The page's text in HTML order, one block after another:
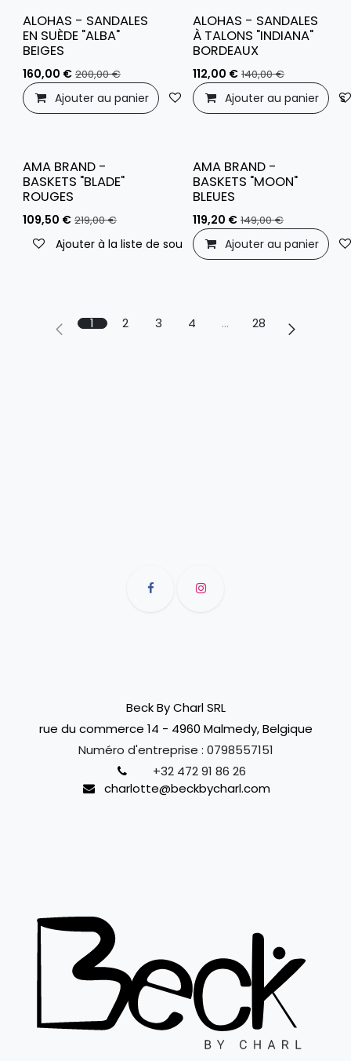
ALOHAS - SANDALES
EN SUÈDE "ALBA"
BEIGES
160,00 € 200,00€
Ajouter au panier Ajouter à la liste de souhaits
ALOHAS - SANDALES
À TALONS "INDIANA"
BORDEAUX
112,00 € 140,00€
Ajouter au panier
AMA BRAND -
BASKETS "BLADE"
ROUGES
109,50 € 219,00€
Ajouter à la liste de souhaits
AMA BRAND -
BASKETS "MOON"
BLEUES
119,20 € 149,00€
Ajouter au panier
1 2 3 4 … 28
Beck By Charl SRL
rue du commerce 14 - 4960 Malmedy, Belgique
Numéro d'entreprise : 0798557151
+32 472 91 86 26
charlotte@beckbycharl.com